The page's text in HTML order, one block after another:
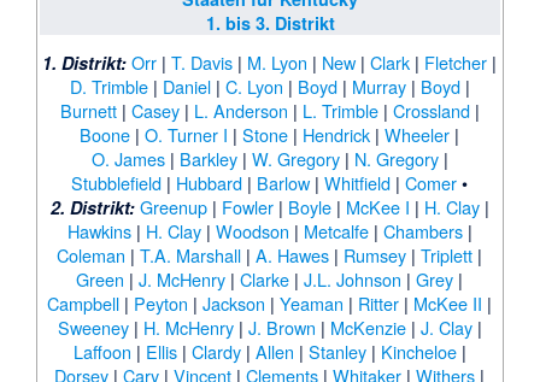
1. bis 3. Distrikt
1. Distrikt: Orr |T. Davis | M. Lyon | New |Clark | Fletcher |
D. Trimble| Daniel| C. Lyon | Boyd| Murray| Boyd|
Burnett| Casey| L. Anderson | L. Trimble| Crossland|
Boone |O. Turner I |Stone | Hendrick |Wheeler |
O. James| Barkley| W. Gregory| N. Gregory|
Stubblefield | Hubbard | Barlow |Whitfield |Comer•
2. Distrikt: Greenup| Fowler| Boyle| McKee I | H. Clay|
Hawkins| H. Clay| Woodson | Metcalfe| Chambers|
Coleman |T.A. Marshall |A. Hawes | Rumsey |Triplett |
Green |J. McHenry |Clarke |J.L. Johnson |Grey |
Campbell | Peyton |Jackson |Yeaman | Ritter | McKee II |
Sweeney| H. McHenry| J. Brown | McKenzie| J. Clay|
Laffoon | Ellis| Clardy| Allen | Stanley| Kincheloe|
Dorsey |Cary |Vincent |Clements |Whitaker |Withers |